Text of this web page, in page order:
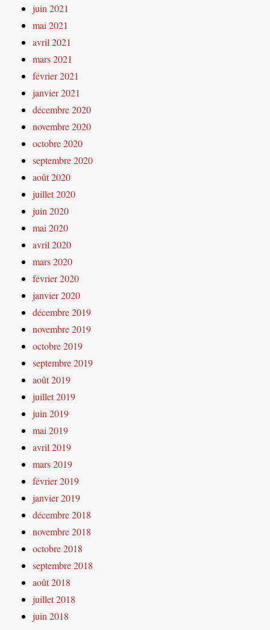
juin 2021
mai 2021
avril 2021
mars 2021
février 2021
janvier 2021
décembre 2020
novembre 2020
octobre 2020
septembre 2020
août 2020
juillet 2020
juin 2020
mai 2020
avril 2020
mars 2020
février 2020
janvier 2020
décembre 2019
novembre 2019
octobre 2019
septembre 2019
août 2019
juillet 2019
juin 2019
mai 2019
avril 2019
mars 2019
février 2019
janvier 2019
décembre 2018
novembre 2018
octobre 2018
septembre 2018
août 2018
juillet 2018
juin 2018